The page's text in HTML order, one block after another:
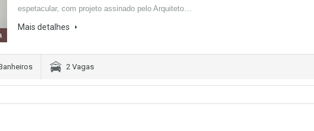
espetacular, com projeto assinado pelo Arquiteto…
Mais detalhes
2 Vagas